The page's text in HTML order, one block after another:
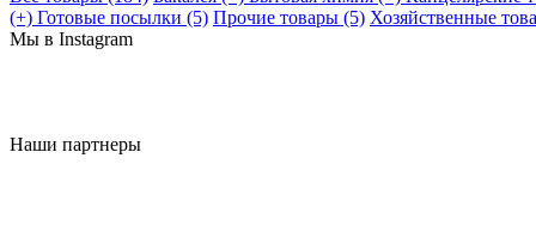
(+) Готовые посылки (5) Прочие товары (5) Хозяйственные
Мы в Instagram
Наши партнеры